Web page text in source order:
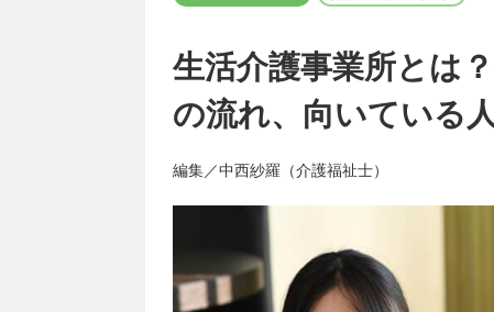
生活介護事業所とは
の流れ、向いている
編集／中西紗羅（介護福祉士）